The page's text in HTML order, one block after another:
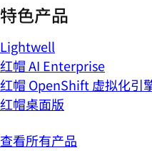
特色产品
Lightwell
红帽 AI Enterprise
红帽 OpenShift 虚拟化引
红帽桌面版
查看所有产品